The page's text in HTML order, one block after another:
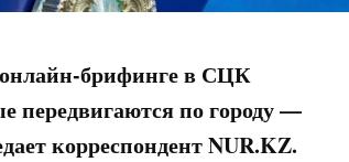
брифинге в СЦК
передвигаются по городу —
корреспондент NUR.KZ.